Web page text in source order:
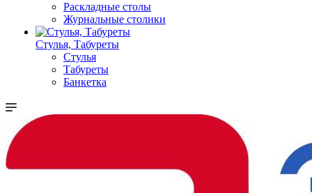
Раскладные столы
Журнальные столики
Стулья, Табуреты
Стулья
Табуреты
Банкетка